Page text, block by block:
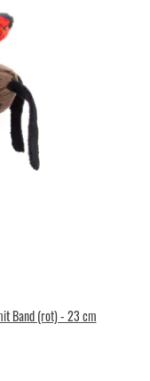
Band (rot) - 23 cm